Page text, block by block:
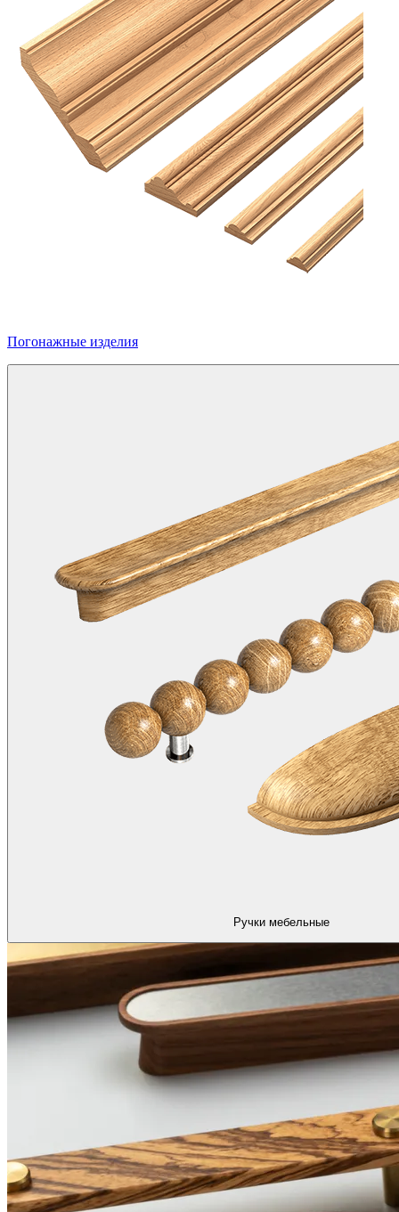
Погонажные изделия
Ручки мебельные